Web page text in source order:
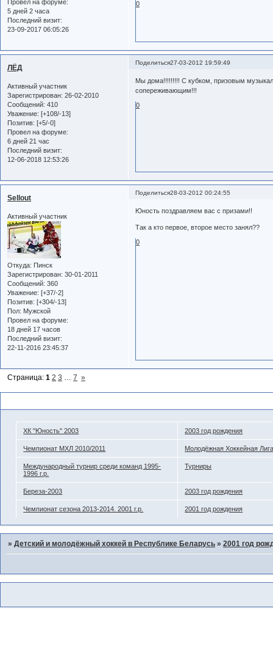
Провел на форуме:
5 дней 2 часа
Последний визит:
23-09-2017 06:05:26
0
Поделиться27-03-2012 19:59:49
ЛЁД
Активный участник
Зарегистрирован: 26-02-2010
Сообщений: 410
Уважение: [+108/-13]
Позитив: [+5/-0]
Провел на форуме:
6 дней 21 час
Последний визит:
12-06-2018 12:53:26
Мы дома!!!!!!!!! С кубком, призовым
сопереживающим!!!
0
Поделиться28-03-2012 00:24:55
Sellout
Активный участник
Откуда: Пинск
Зарегистрирован: 30-01-2011
Сообщений: 360
Уважение: [+37/-2]
Позитив: [+304/-13]
Пол: Мужской
Провел на форуме:
18 дней 17 часов
Последний визит:
22-11-2016 23:45:37
Юность поздравляем вас с призами!!
Так а кто первое, второе место занял??
0
Страница:1 2 3 7 »
ХК "Юность" 2003 2003 год рождения
Чемпионат МХЛ 2010/2011 Молодёжная Хоккейная
Международный турнир среди команд 1995-
1996 г.р.
Турниры
Береза-2003 2003 год рождения
Чемпионат сезона 2013-2014. 2001 г.р. 2001 год рождения
»Детский и молодёжный хоккей в Республике Беларусь »2001 год